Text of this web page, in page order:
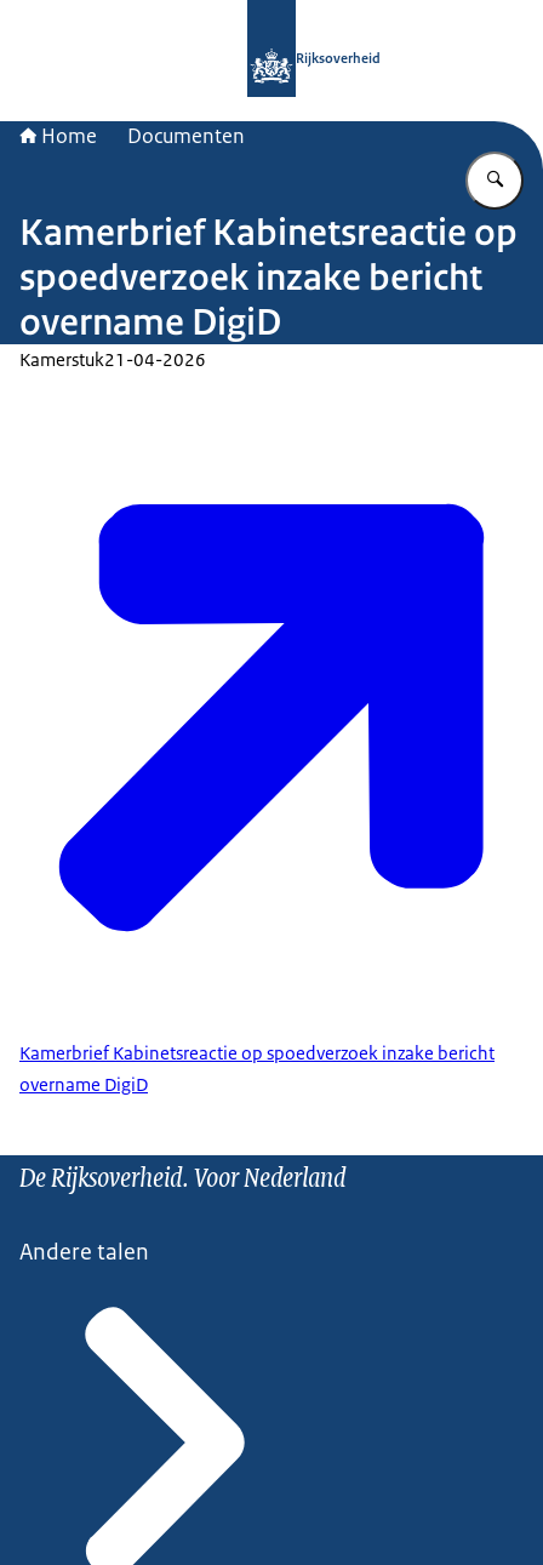
Rijksoverheid
Home Documenten
Kamerbrief Kabinetsreactie op
spoedverzoek inzake bericht
overname DigiD
Kamerstuk21-04-2026
Kamerbrief Kabinetsreactie op spoedverzoek inzake bericht
overname DigiD
De Rijksoverheid. Voor Nederland
Andere talen